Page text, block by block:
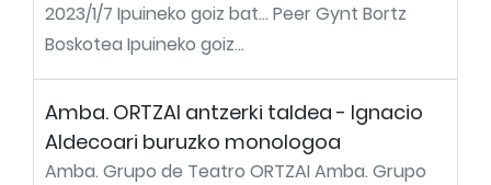
2023/1/7 Ipuineko goiz bat… Peer Gynt Bortz
Boskotea Ipuineko goiz...
Amba. ORTZAI antzerki taldea - Ignacio
Aldecoari buruzko monologoa
Amba. Grupo de Teatro ORTZAI Amba. Grupo